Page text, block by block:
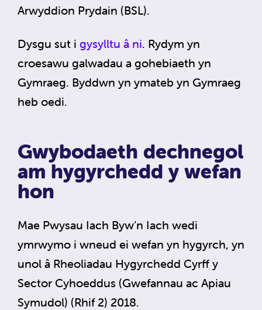
Arwyddion Prydain (BSL).
Dysgu sut i gysylltu â ni. Rydym yn
croesawu galwadau a gohebiaeth yn
Gymraeg. Byddwn yn ymateb yn Gymraeg
heb oedi.
Gwybodaeth dechnegol
am hygyrchedd y wefan
hon
Mae Pwysau Iach Byw’n Iach wedi
ymrwymo i wneud ei wefan yn hygyrch, yn
unol â Rheoliadau Hygyrchedd Cyrff y
Sector Cyhoeddus (Gwefannau ac Apiau
Symudol) (Rhif 2) 2018.